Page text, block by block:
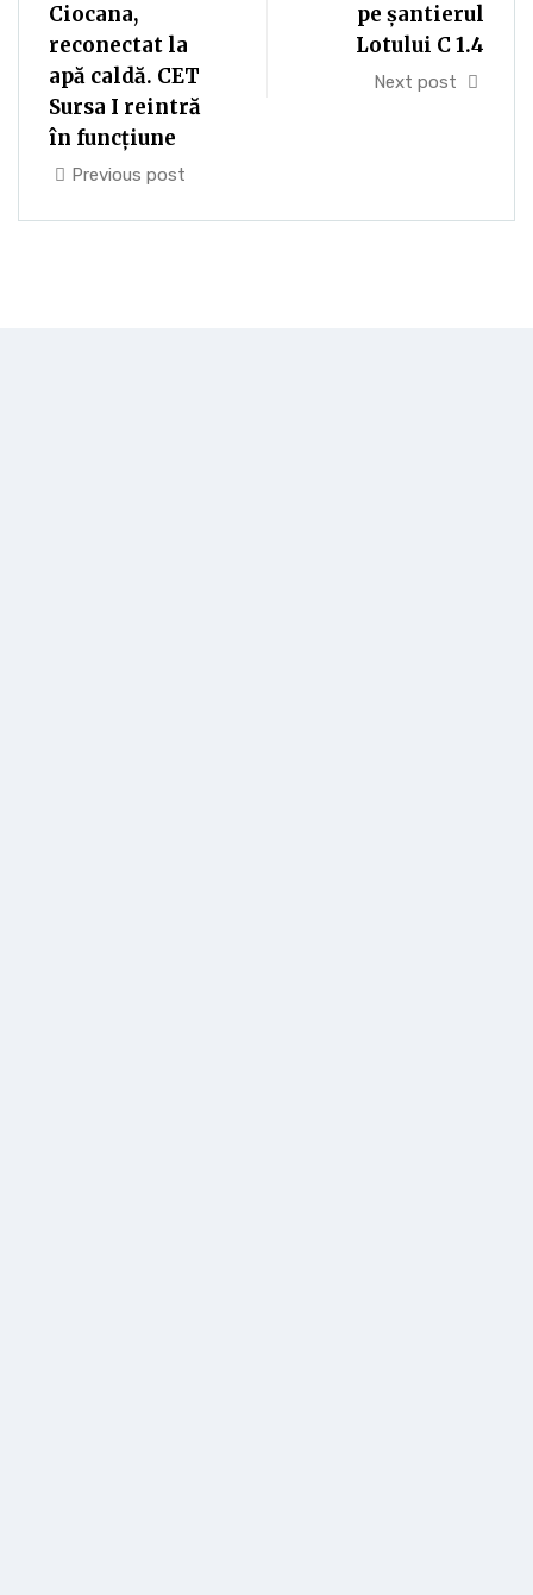
Ciocana,
reconectat la
apă caldă. CET
Sursa I reintră
în funcțiune
Previous post
pe șantierul
Lotului C 1.4
Next post